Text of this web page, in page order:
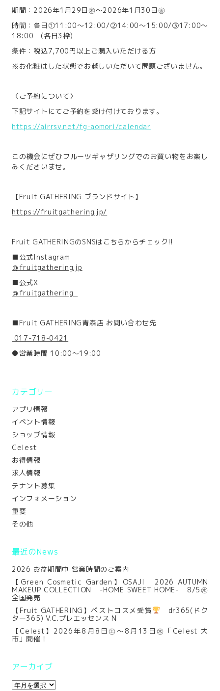
期間：2026年1月29日㊍～2026年1月30日㊎
時間：各日①11:00～12:00/②14:00～15:00/③17:00～
18:00 (各日3枠)
条件：税込7,700円以上ご購入いただける方
※お化粧はした状態でお越しいただいて問題ございません。
〈ご予約について〉
下記サイトにてご予約を受け付けております。
https://airrsv.net/fg-aomori/calendar
この機会にぜひフルーツギャザリングでのお買い物をお楽し
みくださいませ。
【Fruit GATHERING ブランドサイト】
https://fruitgathering.jp/
Fruit GATHERINGのSNSはこちらからチェック!!
■公式Instagram
＠fruitgathering.jp
■公式X
＠fruitgathering_
■Fruit GATHERING青森店 お問い合わせ先
017-718-0421
●営業時間 10:00～19:00
カテゴリー
アプリ情報
イベント情報
ショップ情報
Celest
お得情報
求人情報
テナント募集
インフォメーション
重要
その他
最近のNews
2026 お盆期間中 営業時間のご案内
【Green Cosmetic Garden】OSAJI 2026 AUTUMN
MAKEUP COLLECTION -HOME SWEET HOME- 8/5㊌
全国発売
【Fruit GATHERING】ベストコスメ受賞
dr365(ドク
ター365) V.C.プレエッセンス N
【Celest】2026年8月8日㊏～8月13日㊍「Celest 大
市」開催！
アーカイブ